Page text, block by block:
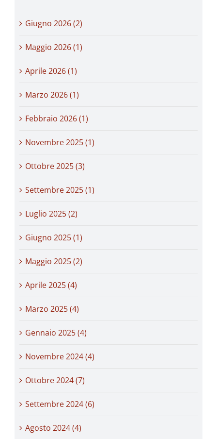
Giugno 2026 (2)
Maggio 2026 (1)
Aprile 2026 (1)
Marzo 2026 (1)
Febbraio 2026 (1)
Novembre 2025 (1)
Ottobre 2025 (3)
Settembre 2025 (1)
Luglio 2025 (2)
Giugno 2025 (1)
Maggio 2025 (2)
Aprile 2025 (4)
Marzo 2025 (4)
Gennaio 2025 (4)
Novembre 2024 (4)
Ottobre 2024 (7)
Settembre 2024 (6)
Agosto 2024 (4)